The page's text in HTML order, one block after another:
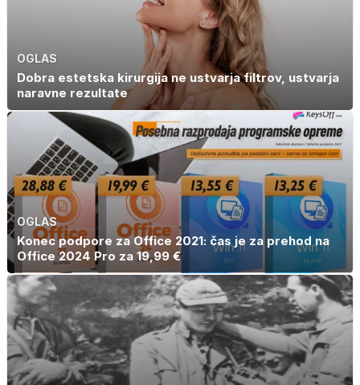
retrogradni?
OGLAS
Dobra estetska kirurgija ne ustvarja filtrov, ustvarja
naravne rezultate
OGLAS
Konec podpore za Office 2021: čas je za prehod na
Office 2024 Pro za 19,99 €